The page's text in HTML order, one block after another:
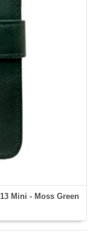
Mini - Moss Green